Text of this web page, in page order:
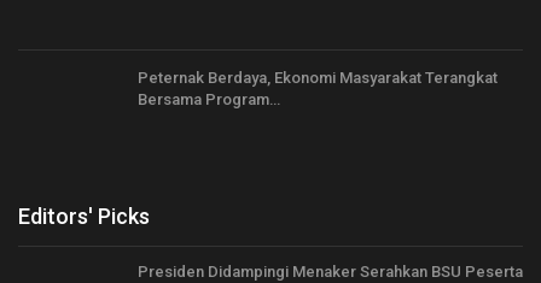
Peternak Berdaya, Ekonomi Masyarakat Terangkat
Bersama Program…
Editors' Picks
Presiden Didampingi Menaker Serahkan BSU Peserta